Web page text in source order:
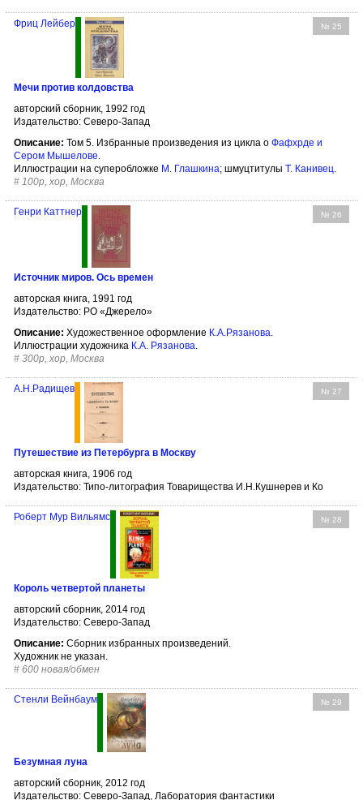
№ 25
Фриц Лейбер
Мечи против колдовства
авторский сборник, 1992 год
Издательство: Северо-Запад
Описание: Том 5. Избранные произведения из цикла о Фафхрде и
Сером Мышелове.
Иллюстрации на суперобложке М. Глашкина; шмуцтитулы Т. Канивец.
# 100р, хор, Москва
№ 26
Генри Каттнер
Источник миров. Ось времен
авторская книга, 1991 год
Издательство: РО «Джерело»
Описание: Художественное оформление К.А.Рязанова.
Иллюстрации художника К.А. Рязанова.
# 300р, хор, Москва
№ 27
А.Н.Радищев
Путешествие из Петербурга в Москву
авторская книга, 1906 год
Издательство: Типо-литография Товарищества И.Н.Кушнерев и Ко
№ 28
Роберт Мур Вильямс
Король четвертой планеты
авторский сборник, 2014 год
Издательство: Северо-Запад
Описание: Сборник избранных произведений.
Художник не указан.
# 600 новая/обмен
№ 29
Стенли Вейнбаум
Безумная луна
авторский сборник, 2012 год
Издательство: Северо-Запад, Лаборатория фантастики